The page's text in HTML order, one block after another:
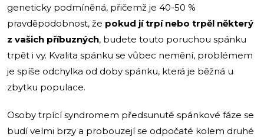
geneticky podmíněná, přičemž je 40-50 %
pravděpodobnost, že pokud jí trpí nebo trpěl některý
z vašich příbuzných, budete touto poruchou spánku
trpět i vy. Kvalita spánku se vůbec nemění, problémem
je spíše odchylka od doby spánku, která je běžná u
zbytku populace.
Osoby trpící syndromem předsunuté spánkové fáze se
budí velmi brzy a probouzejí se odpočaté kolem druhé